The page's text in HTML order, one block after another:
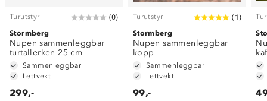
Turutstyr (0)
Stormberg
Nupen sammenleggbar
turtallerken 25 cm
Sammenleggbar
Lettvekt
299,-
Turutstyr ( 1 )
Stormberg
Nupen sammenleggbar
kopp
Sammenleggbar
Lettvekt
99,-